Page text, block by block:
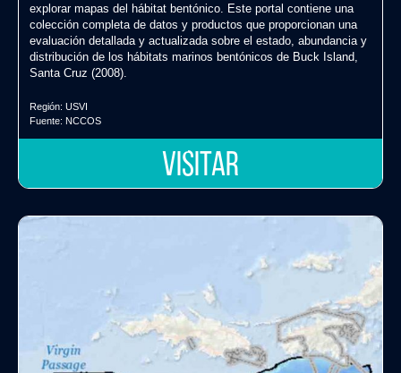
explorar mapas del hábitat bentónico. Este portal contiene una
colección completa de datos y productos que proporcionan una
evaluación detallada y actualizada sobre el estado, abundancia y
distribución de los hábitats marinos bentónicos de Buck Island,
Santa Cruz (2008).
Región: USVI
Fuente: NCCOS
VISITAR